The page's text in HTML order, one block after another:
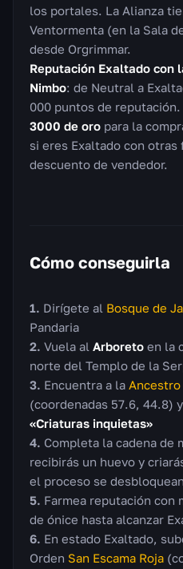
los portales. La Alianza
Ventormenta (en la Sala
desde Orgrimmar.
Reputación Exaltado con
Nimbo: de Neutral a
000 puntos de reputación.
3000 de oro para la
si eres Exaltado con otras
descuento de vendedor.
Cómo conseguirla
Dirígete al Bosque de
Pandaria
Vuela al Arboreto en la
norte del Templo de la
Encuentra a la Ancestro
(coordenadas 57.6, 44.8)
«Criaturas inquietas»
Completa la cadena de
recibirás un huevo y
el proceso se
Farmea reputación con
de ónice hasta alcanzar
En estado Exaltado,
Orden San Escama Roja